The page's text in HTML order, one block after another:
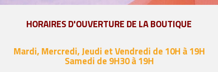
HORAIRES D'OUVERTURE DE LA BOUTIQUE
Mardi, Mercredi, Jeudi et Vendredi de 10H à 19H
Samedi de 9H30 à 19H